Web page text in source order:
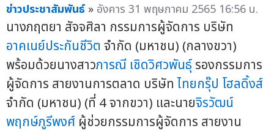
ข่าวประชาสัมพันธ์ » อังคาร 31 พฤษภาคม 2565 16:56 น.
นางภฤตยา สัจจศิลา กรรมการผู้จัดการ บริษัท
อาคเนย์ประกันชีวิต จำกัด (มหาชน) (กลางขวา)
พร้อมด้วยนางสาวภารณี เชิดวิศวพันธุ์รองกรรมการ
ผู้จัดการ สายงานการตลาด บริษัทไทยกรุ๊ป โฮลดิ้งส์
จำกัด (มหาชน) (ที่ 4 จากขวา) และนายจิรวัฒน์
พฤกษ์ภูรีพงศ์ ผู้ช่วยกรรมการผู้จัดการ สายงาน